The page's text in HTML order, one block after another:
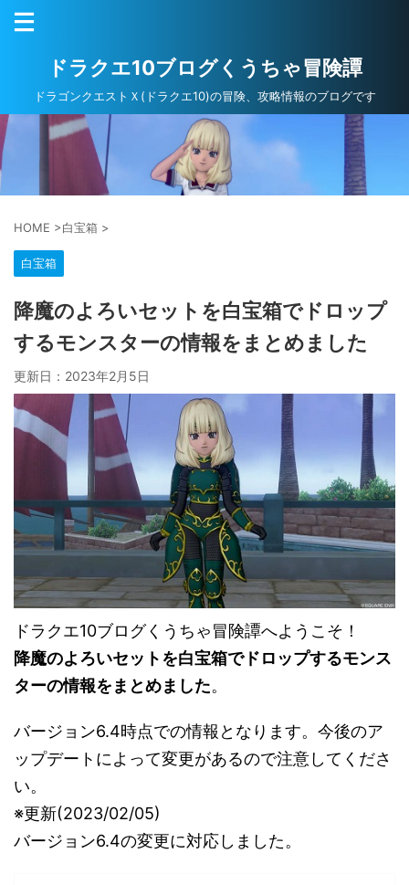
ドラクエ10ブログくうちゃ冒険譚
ドラゴンクエストＸ(ドラクエ10)の冒険、攻略情報のブログです
HOME >白宝箱 >
白宝箱
降魔のよろいセットを白宝箱でドロップ
するモンスターの情報をまとめました
更新日： 2023年2月5日
ドラクエ10ブログくうちゃ冒険譚へようこそ！
降魔のよろいセットを白宝箱でドロップするモンス
ターの情報をまとめました。
バージョン6.4時点での情報となります。今後のア
ップデートによって変更があるので注意してくださ
い。
※更新(2023/02/05)
バージョン6.4の変更に対応しました。